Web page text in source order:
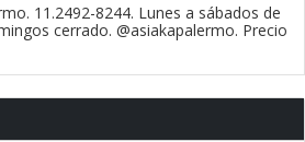
11.2492-8244. Lunes a sábados de
cerrado. @asiakapalermo. Precio